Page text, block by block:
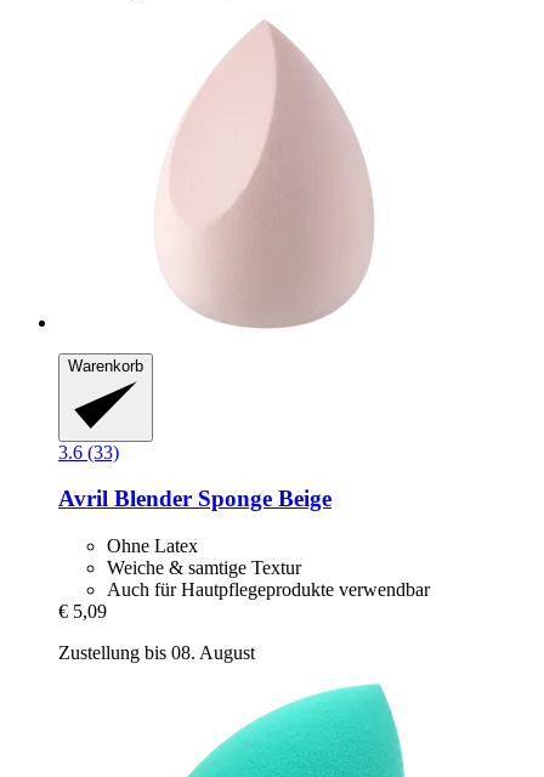
Warenkorb
3.6 (33)
Avril Blender Sponge Beige
Ohne Latex
Weiche & samtige Textur
Auch für Hautpflegeprodukte verwendbar
€ 5,09
Zustellung bis 08. August